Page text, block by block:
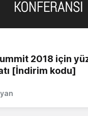
2018 için
[İndirim kodu]